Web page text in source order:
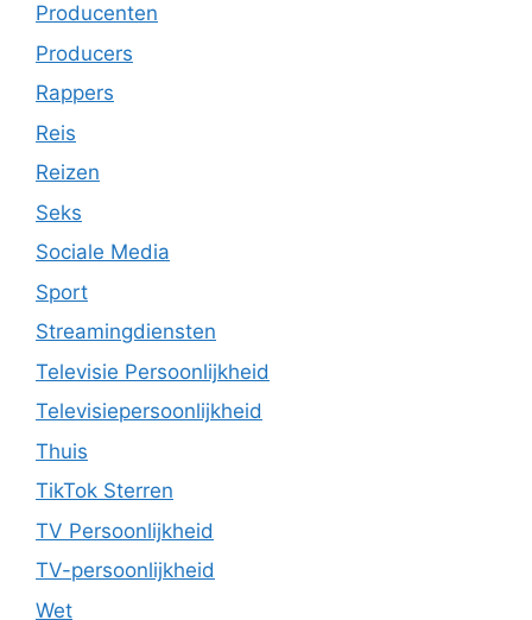
Producenten
Producers
Rappers
Reis
Reizen
Seks
Sociale Media
Sport
Streamingdiensten
Televisie Persoonlijkheid
Televisiepersoonlijkheid
Thuis
TikTok Sterren
TV Persoonlijkheid
TV-persoonlijkheid
Wet